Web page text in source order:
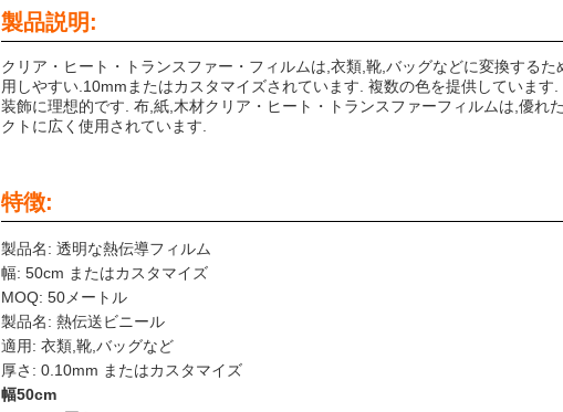
製品説明:
クリア・ヒート・トランスファー・フィルムは,衣類,靴,バッグなどに変換する
用しやすい.10mmまたはカスタマイズされています. 複数の色を提供していま
装飾に理想的です. 布,紙,木材クリア・ヒート・トランスファーフィルムは,優れ
クトに広く使用されています.
特徴:
製品名: 透明な熱伝導フィルム
幅: 50cm またはカスタマイズ
MOQ: 50メートル
製品名: 熱伝送ビニール
適用: 衣類,靴,バッグなど
厚さ: 0.10mm またはカスタマイズ
幅50cm